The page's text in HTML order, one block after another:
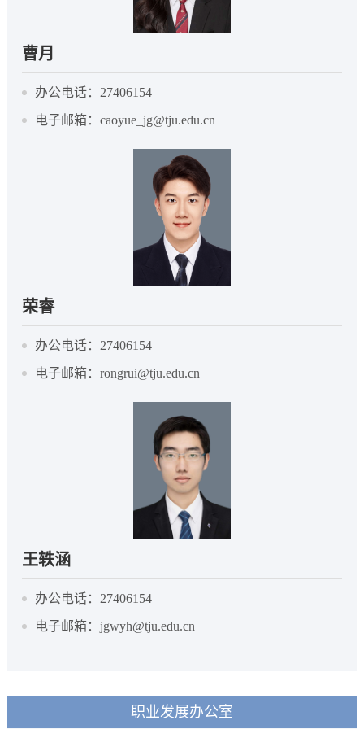
曹月
办公电话：27406154
电子邮箱：caoyue_jg@tju.edu.cn
荣睿
办公电话：27406154
电子邮箱：rongrui@tju.edu.cn
王轶涵
办公电话：27406154
电子邮箱：jgwyh@tju.edu.cn
职业发展办公室